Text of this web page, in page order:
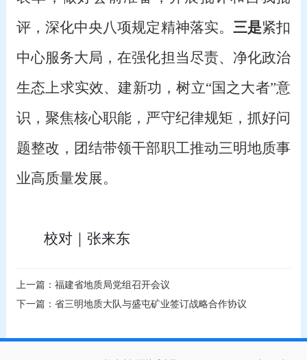
评，深化中央八项规定精神落实。 三是紧扣
中心服务大局，在强化担当尽责、净化政治
生态上求实效、建新功，树立“国之大者”意
识，聚焦核心职能，严守纪律规矩，抓好问
题整改，团结带领干部职工推动三明地质事
业高质量发展。
校对｜张来东
上一篇：福建省地质局党组召开会议
下一篇：省三明地质大队与盛屯矿业签订战略合作协议